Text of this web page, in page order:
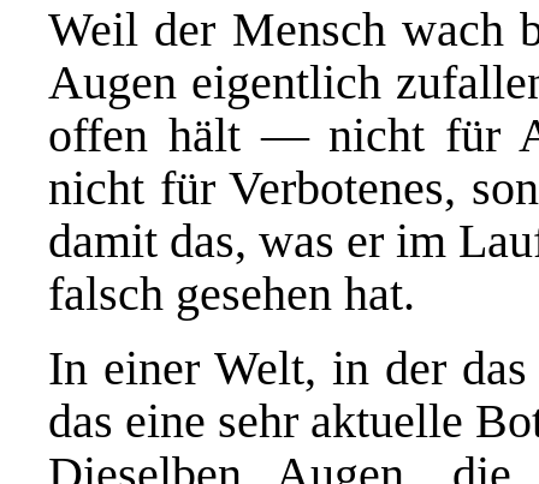
Weil der Mensch wach
Augen eigentlich
offen hält — nicht für
nicht für Verbotenes,
damit das, was er im
falsch gesehen hat.
In einer Welt, in der
das eine sehr aktuelle